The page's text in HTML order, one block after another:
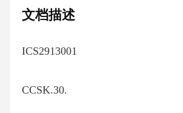
文档描述
ICS2913001
CCSK.30.